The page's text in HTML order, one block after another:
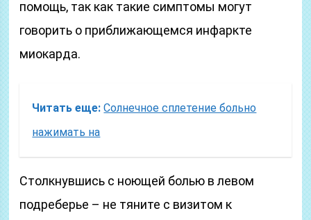
помощь, так как такие симптомы могут
говорить о приближающемся инфаркте
миокарда.
Читать еще: Солнечное сплетение больно
нажимать на
Столкнувшись с ноющей болью в левом
подреберье – не тяните с визитом к